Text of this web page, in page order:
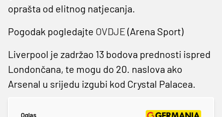
oprašta od elitnog natjecanja.
Pogodak pogledajte OVDJE (Arena Sport)
Liverpool je zadržao 13 bodova prednosti ispred
Londončana, te mogu do 20. naslova ako
Arsenal u srijedu izgubi kod Crystal Palacea.
Oglas